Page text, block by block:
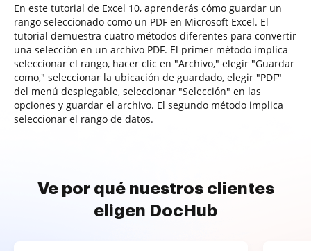
En este tutorial de Excel 10, aprenderás cómo guardar un
rango seleccionado como un PDF en Microsoft Excel. El
tutorial demuestra cuatro métodos diferentes para convertir
una selección en un archivo PDF. El primer método implica
seleccionar el rango, hacer clic en "Archivo," elegir "Guardar
como," seleccionar la ubicación de guardado, elegir "PDF"
del menú desplegable, seleccionar "Selección" en las
opciones y guardar el archivo. El segundo método implica
seleccionar el rango de datos.
Ve por qué nuestros clientes
eligen DocHub